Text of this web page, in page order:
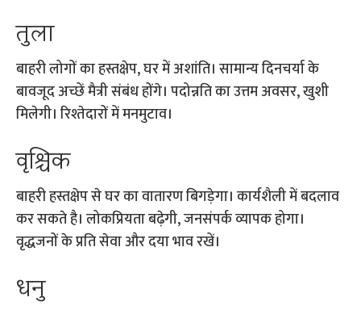
तुला
बाहरी लोगों का हस्तक्षेप, घर में अशांति। सामान्य दिनचर्या के
बावजूद अच्छें मैत्री संबंध होंगे। पदोन्नति का उत्तम अवसर, खुशी
मिलेगी। रिश्तेदारों में मनमुटाव।
वृश्चिक
बाहरी हस्तक्षेप से घर का वातारण बिगड़ेगा। कार्यशैली में बदलाव
कर सकते है। लोकप्रियता बढ़ेगी, जनसंपर्क व्यापक होगा।
वृद्धजनों के प्रति सेवा और दया भाव रखें।
धनु